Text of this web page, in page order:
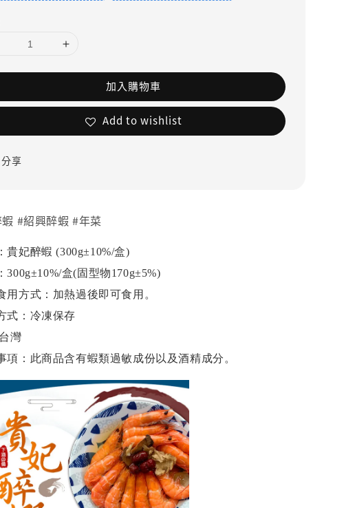
加入購物車
Add to wishlist
分享
#紹興醉蝦 #年菜
貴妃醉蝦 (300g±10%/盒)
300g±10%/盒(固型物170g±5%)
用方式：加熱過後即可食用。
式：冷凍保存
灣
項：此商品含有蝦類過敏成份以及酒精成分。